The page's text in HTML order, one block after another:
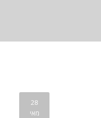
28
מאי